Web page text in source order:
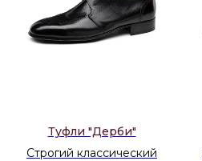
Туфли "Дерби"
Строгий классический